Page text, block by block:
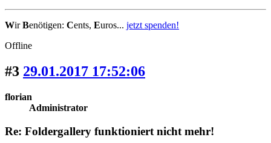
WirBenötigen: Cents, Euros... jetzt spenden!
Offline
#3 29.01.2017 17:52:06
florian
Administrator
Re: Foldergallery funktioniert nicht mehr!